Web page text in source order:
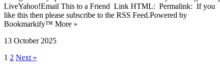
LiveYahoo!Email This to a Friend Link HTML: Permalink: If you
like this then please subscribe to the RSS Feed.Powered by
Bookmarkify™ More »
13 October 2025
1 2 Next »